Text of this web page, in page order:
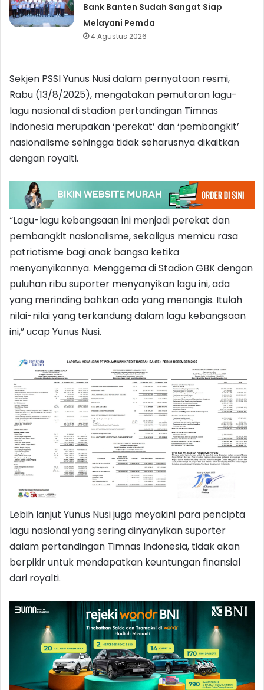
Bank Banten Sudah Sangat Siap
Melayani Pemda
4 Agustus 2026
Sekjen PSSI Yunus Nusi dalam pernyataan resmi,
Rabu (13/8/2025), mengatakan pemutaran lagu-
lagu nasional di stadion pertandingan Timnas
Indonesia merupakan ‘perekat’ dan ‘pembangkit’
nasionalisme sehingga tidak seharusnya dikaitkan
dengan royalti.
“Lagu-lagu kebangsaan ini menjadi perekat dan
pembangkit nasionalisme, sekaligus memicu rasa
patriotisme bagi anak bangsa ketika
menyanyikannya. Menggema di Stadion GBK dengan
puluhan ribu suporter menyanyikan lagu ini, ada
yang merinding bahkan ada yang menangis. Itulah
nilai-nilai yang terkandung dalam lagu kebangsaan
ini,” ucap Yunus Nusi.
Lebih lanjut Yunus Nusi juga meyakini para pencipta
lagu nasional yang sering dinyanyikan suporter
dalam pertandingan Timnas Indonesia, tidak akan
berpikir untuk mendapatkan keuntungan finansial
dari royalti.